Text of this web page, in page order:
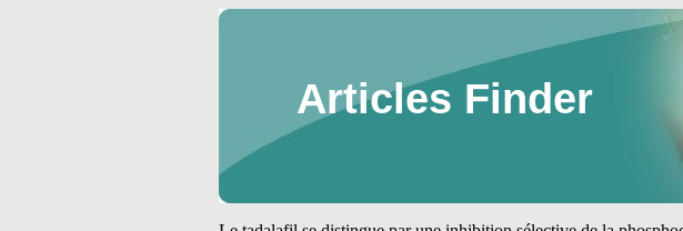
Articles Finder